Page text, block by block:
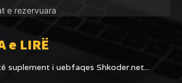
e rezervuara
e LIRË
suplement i uebfaqes Shkoder.net...